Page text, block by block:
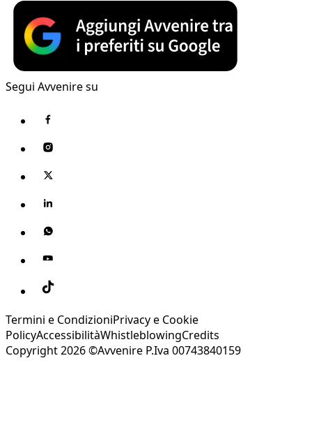
Segui Avvenire su
Termini e CondizioniPrivacy e Cookie
PolicyAccessibilitàWhistleblowingCredits
Copyright 2026 ©Avvenire P.Iva 00743840159